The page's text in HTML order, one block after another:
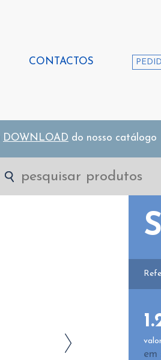
CONTACTOS
DOWNLOAD do nosso catálogo
em